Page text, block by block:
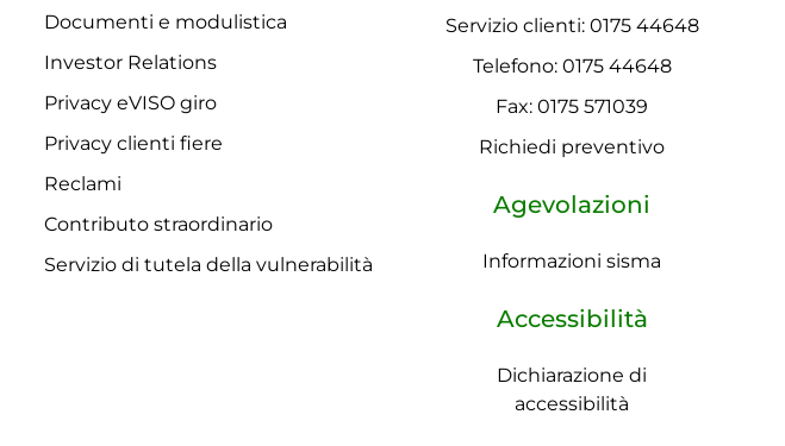
Documenti e modulistica
Investor Relations
Privacy eVISO giro
Privacy clienti fiere
Reclami
Contributo straordinario
Servizio di tutela della vulnerabilità
Servizio clienti: 0175 44648
Telefono: 0175 44648
Fax: 0175 571039
Richiedi preventivo
Agevolazioni
Informazioni sisma
Accessibilità
Dichiarazione di
accessibilità